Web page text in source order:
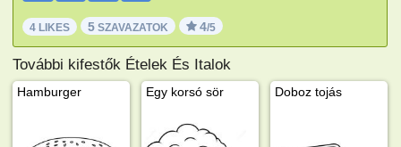
4 LIKES 5 SZAVAZATOK 4/5
További kifestők Ételek És Italok
Hamburger Egy korsó sör Doboz tojás